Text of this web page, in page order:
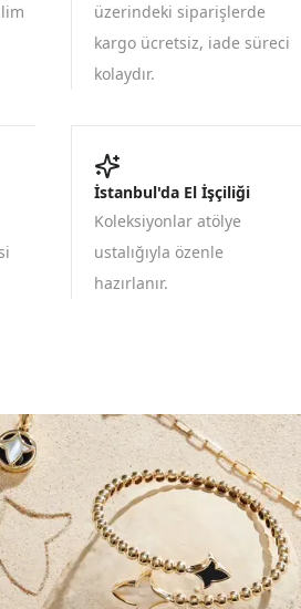
üzerindeki siparişlerde
kargo ücretsiz, iade süreci
kolaydır.
İstanbul'da El İşçiliği
Koleksiyonlar atölye
ustalığıyla özenle
hazırlanır.